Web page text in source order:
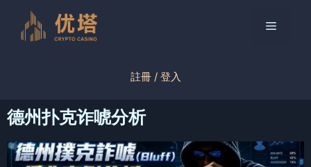
菜
註冊 / 登入
德州扑克诈唬分析